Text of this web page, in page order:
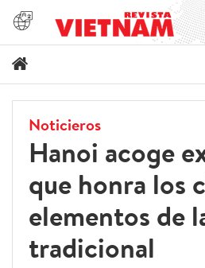
Noticieros
Hanoi acoge
que honra los
elementos de
tradicional